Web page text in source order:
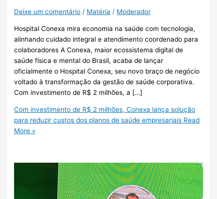
Deixe um comentário / Matéria / Moderador
Hospital Conexa mira economia na saúde com tecnologia,
alinhando cuidado integral e atendimento coordenado para
colaboradores A Conexa, maior ecossistema digital de
saúde física e mental do Brasil, acaba de lançar
oficialmente o Hospital Conexa, seu novo braço de negócio
voltado à transformação da gestão de saúde corporativa.
Com investimento de R$ 2 milhões, a […]
Com investimento de R$ 2 milhões, Conexa lança solução
para reduzir custos dos planos de saúde empresariais Read
More »